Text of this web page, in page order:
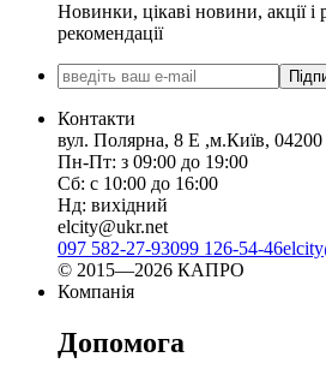
Новинки, цікаві новини, акції і
рекомендації
Контакти
вул. Полярна, 8 Е ,м.Київ, 04200
Пн-Пт: з 09:00 до 19:00
Сб: с 10:00 до 16:00
Нд: вихідний
elcity@ukr.net
097 582-27-93099 126-54-46
© 2015—2026 КАПРО
Компанія
Допомога